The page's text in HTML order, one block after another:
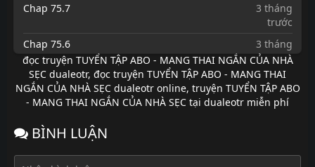
Chap 75.7
3 tháng
trước
Chap 75.6
3 tháng
trước
Chap 75.5
3 tháng
trước
đọc truyện TUYỂN TẬP ABO - MANG THAI NGẮN CỦA NHÀ
SẸC dualeotr, đọc truyện TUYỂN TẬP ABO - MANG THAI
NGẮN CỦA NHÀ SẸC dualeotr online, truyện TUYỂN TẬP ABO
- MANG THAI NGẮN CỦA NHÀ SẸC tại dualeotr miễn phí
BÌNH LUẬN